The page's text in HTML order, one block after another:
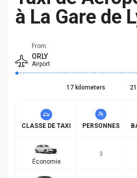
à La Gare de
From:
ORLY
Airport
17 kilometers
CLASSE DE TAXI PERSONNES
Économie
3